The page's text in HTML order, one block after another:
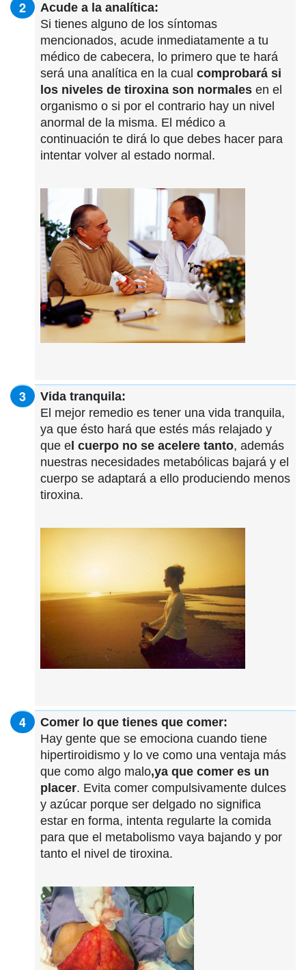
Acude a la analítica:
Si tienes alguno de los síntomas
mencionados, acude inmediatamente a tu
médico de cabecera, lo primero que te hará
será una analítica en la cual comprobará si
los niveles de tiroxina son normales en el
organismo o si por el contrario hay un nivel
anormal de la misma. El médico a
continuación te dirá lo que debes hacer para
intentar volver al estado normal.
Vida tranquila:
El mejor remedio es tener una vida tranquila,
ya que ésto hará que estés más relajado y
que e l cuerpo no se acelere tanto, además
nuestras necesidades metabólicas bajará y el
cuerpo se adaptará a ello produciendo menos
tiroxina.
Comer lo que tienes que comer:
Hay gente que se emociona cuando tiene
hipertiroidismo y lo ve como una ventaja más
que como algo malo,ya que comer es un
placer. Evita comer compulsivamente dulces
y azúcar porque ser delgado no significa
estar en forma, intenta regularte la comida
para que el metabolismo vaya bajando y por
tanto el nivel de tiroxina.